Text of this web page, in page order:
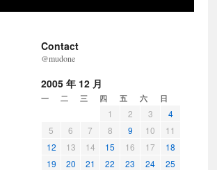
Contact
@mudone
2005 年 12 月
一 二 三 四 五 六 日
1 2 3
4
5
6 7 8 9 10
11
12
13 14 15 16 17
18
19
20 21 22 23 24
25